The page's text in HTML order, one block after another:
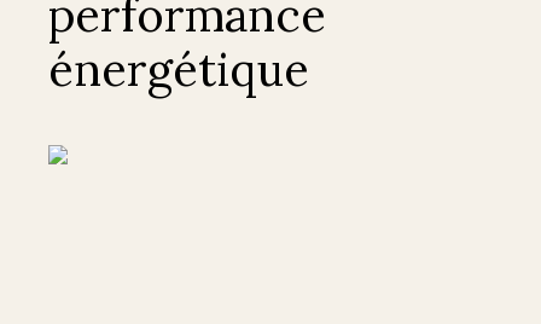
performance
énergétique